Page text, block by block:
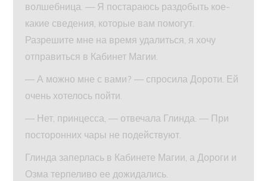
волшебница. — Я постараюсь раздобыть кое-
какие сведения, которые вам помогут.
Разрешите мне на время удалиться, я хочу
отправиться в Кабинет Магии.
— А можно мне с вами? — спросила Дороти. Ей
очень хотелось пойти.
— Нет, принцесса, — отвечала Глинда. — При
посторонних чары не подействуют.
Глинда заперлась в Кабинете Магии, а Дороги и
Озма терпеливо ее дожидались.